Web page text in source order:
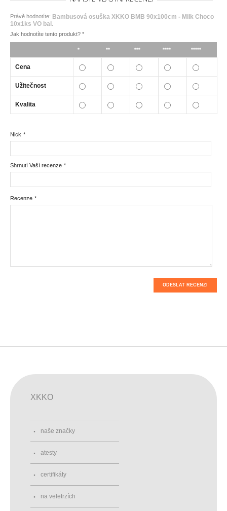
Právě hodnotíte: Bambusová osuška XKKO BMB 90x100cm - Milk Choco
10x1ks VO bal.
Jak hodnotíte tento produkt? *
* ** *** **** *****
Cena
Užitečnost
Kvalita
*
Nick
*
Shrnutí Vaší recenze
*
Recenze
ODESLAT RECENZI
XKKO
naše značky
atesty
certifikáty
na veletrzích